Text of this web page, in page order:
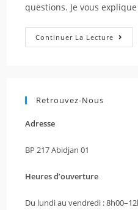
questions. Je vous
Continuer La Lecture
Retrouvez-Nous
Adresse
BP 217 Abidjan 01
Heures d’ouverture
Du lundi au vendredi :